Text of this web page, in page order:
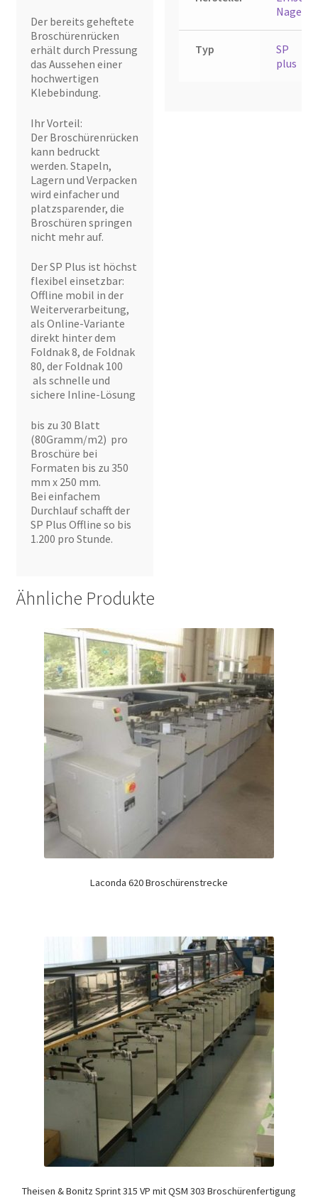
Der bereits geheftete
Broschürenrücken
erhält durch Pressung
das Aussehen einer
hochwertigen
Klebebindung.
Ihr Vorteil:
Der Broschürenrücken
kann bedruckt
werden. Stapeln,
Lagern und Verpacken
wird einfacher und
platzsparender, die
Broschüren springen
nicht mehr auf.
Der SP Plus ist höchst
flexibel einsetzbar:
Offline mobil in der
Weiterverarbeitung,
als Online-Variante
direkt hinter dem
Foldnak 8, de Foldnak
80, der Foldnak 100
als schnelle und
sichere Inline-Lösung
bis zu 30 Blatt
(80Gramm/m2) pro
Broschüre bei
Formaten bis zu 350
mm x 250 mm.
Bei einfachem
Durchlauf schafft der
SP Plus Offline so bis
1.200 pro Stunde.
Nagel
Typ
SP
plus
Ähnliche Produkte
Laconda 620 Broschürenstrecke
Theisen & Bonitz Sprint 315 VP mit QSM 303 Broschürenfertigung